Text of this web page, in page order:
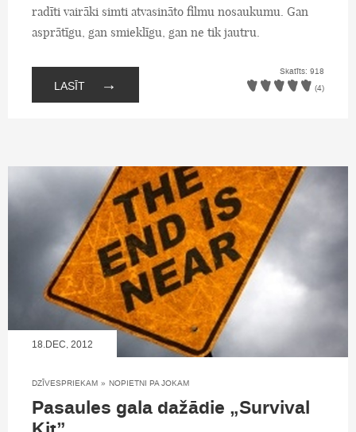
radīti vairāki simti atvasināto filmu nosaukumu. Gan
asprātīgu, gan smieklīgu, gan ne tik jautru.
LASĪT →
Skatīts: 918
(4)
18.DEC, 2012
DZĪVESPRIEKAM » NOPIETNI PA JOKAM
Pasaules gala dažādie „Survival